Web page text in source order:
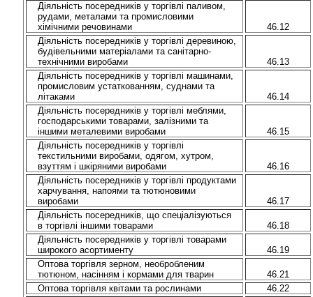
Діяльність посередників у торгівлі паливом,
рудами, металами та промисловими
хімічними речовинами
46.12
Діяльність посередників у торгівлі деревиною,
будівельними матеріалами та санітарно-
технічними виробами
46.13
Діяльність посередників у торгівлі машинами,
промисловим устаткованням, суднами та
літаками
46.14
Діяльність посередників у торгівлі меблями,
господарськими товарами, залізними та
іншими металевими виробами
46.15
Діяльність посередників у торгівлі
текстильними виробами, одягом, хутром,
взуттям і шкіряними виробами
46.16
Діяльність посередників у торгівлі продуктами
харчування, напоями та тютюновими
виробами
46.17
Діяльність посередників, що спеціалізуються
в торгівлі іншими товарами
46.18
Діяльність посередників у торгівлі товарами
широкого асортименту
46.19
Оптова торгівля зерном, необробленим
тютюном, насінням і кормами для тварин
46.21
Оптова торгівля квітами та рослинами
46.22